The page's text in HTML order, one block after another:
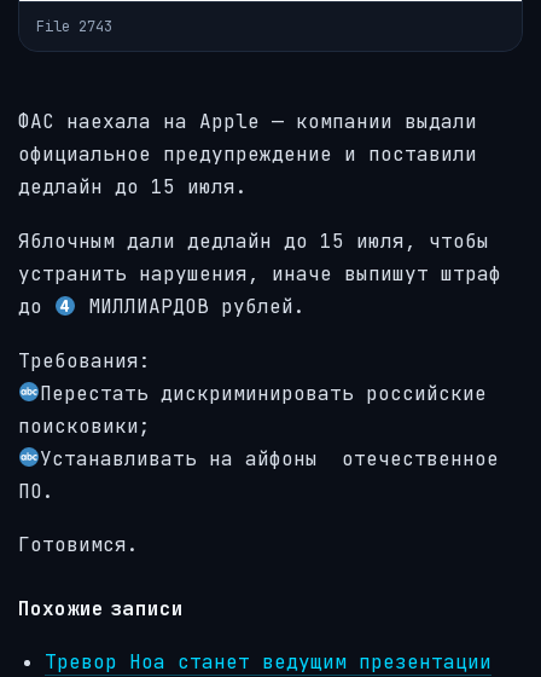
File 2743
ФАС наехала на Apple — компании выдали
официальное предупреждение и поставили
дедлайн до 15 июля.
Яблочным дали дедлайн до 15 июля, чтобы
устранить нарушения, иначе выпишут штраф
до
МИЛЛИАРДОВ рублей.
Требования:
Перестать дискриминировать российские
поисковики;
Устанавливать на айфоны отечественное
ПО.
Готовимся.
Похожие записи
Тревор Ноа станет ведущим презентации